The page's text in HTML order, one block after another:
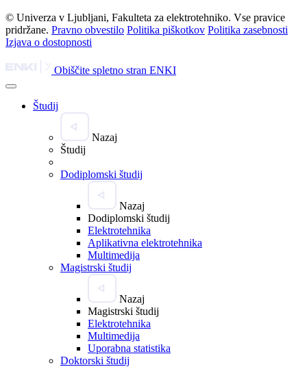
© Univerza v Ljubljani, Fakulteta za elektrotehniko. Vse pravice
pridržane. Pravno obvestilo Politika piškotkov Politika zasebnosti
Izjava o dostopnosti
Obiščite spletno stran ENKI
Študij
Nazaj
Študij
Dodiplomski študij
Nazaj
Dodiplomski študij
Elektrotehnika
Aplikativna elektrotehnika
Multimedija
Magistrski študij
Nazaj
Magistrski študij
Elektrotehnika
Multimedija
Uporabna statistika
Doktorski študij